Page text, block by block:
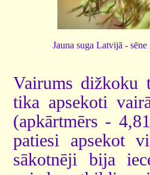
Jauna suga Latvijā - sēne
Vairums dižkoku
tika apsekoti
(apkārtmērs -
patiesi apsekot
sākotnēji bija